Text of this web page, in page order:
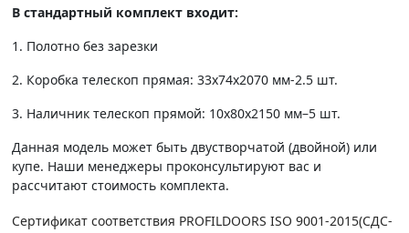
В стандартный комплект входит:
1. Полотно без зарезки
2. Коробка телескоп прямая: 33х74х2070 мм-2.5 шт.
3. Наличник телескоп прямой: 10х80х2150 мм–5 шт.
Данная модель может быть двустворчатой (двойной) или
купе. Наши менеджеры проконсультируют вас и
рассчитают стоимость комплекта.
Сертификат соответствия PROFILDOORS ISO 9001-2015(СДС-